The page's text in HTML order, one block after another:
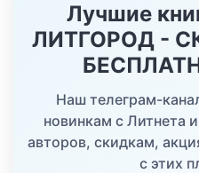
Лучшие
ЛИТГОРОД -
Наш телеграм-
новинкам с Литнета
авторов, скидкам,
с этих